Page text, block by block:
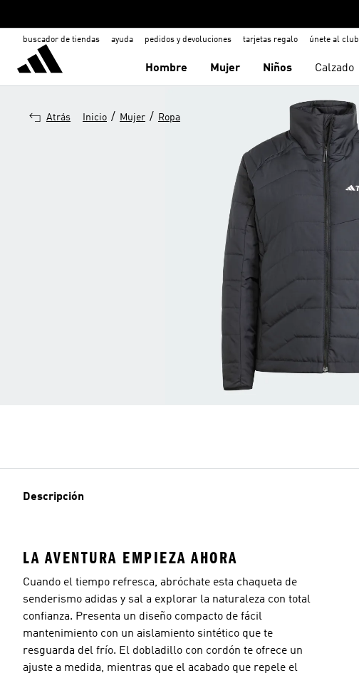
buscador de tiendas ayuda pedidos y devoluciones tarjetas regalo únete al club
Hombre Mujer Niños Calzado
Atrás Inicio / Mujer / Ropa
Descripción
LA AVENTURA EMPIEZA AHORA
Cuando el tiempo refresca, abróchate esta chaqueta de
senderismo adidas y sal a explorar la naturaleza con total
confianza. Presenta un diseño compacto de fácil
mantenimiento con un aislamiento sintético que te
resguarda del frío. El dobladillo con cordón te ofrece un
ajuste a medida, mientras que el acabado que repele el